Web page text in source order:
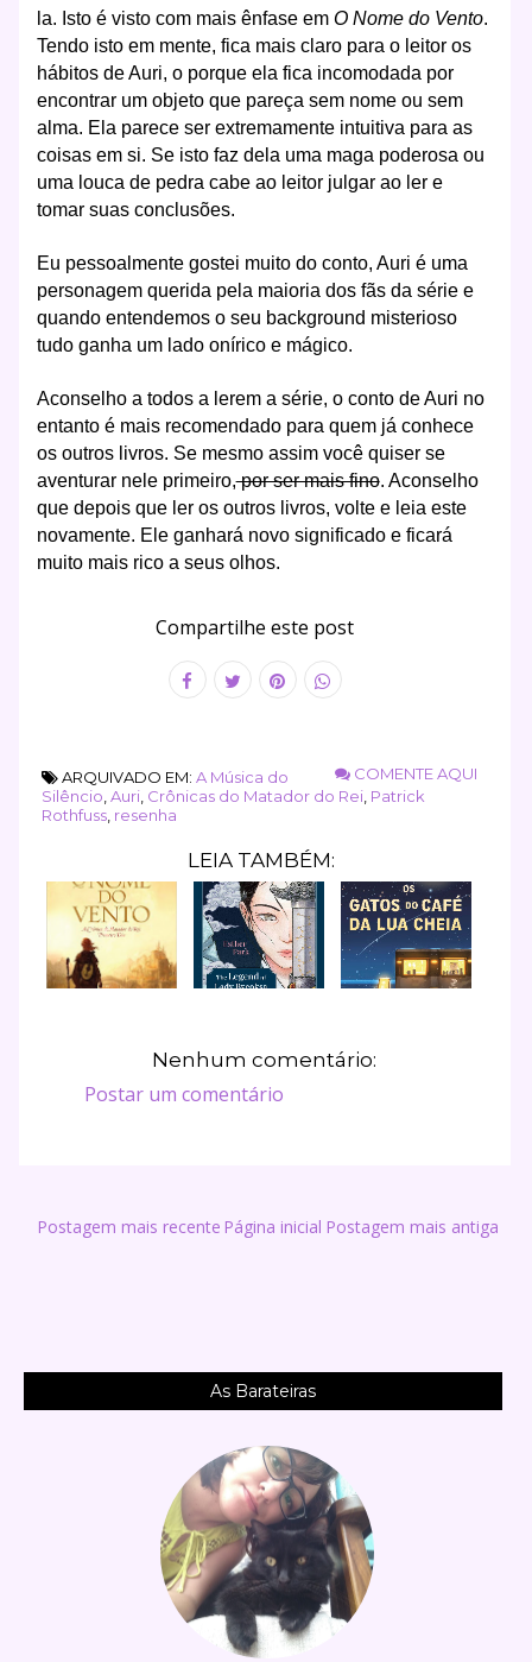
la. Isto é visto com mais ênfase em O Nome do Vento.
Tendo isto em mente, fica mais claro para o leitor os
hábitos de Auri, o porque ela fica incomodada por
encontrar um objeto que pareça sem nome ou sem
alma. Ela parece ser extremamente intuitiva para as
coisas em si. Se isto faz dela uma maga poderosa ou
uma louca de pedra cabe ao leitor julgar ao ler e
tomar suas conclusões.
Eu pessoalmente gostei muito do conto, Auri é uma
personagem querida pela maioria dos fãs da série e
quando entendemos o seu background misterioso
tudo ganha um lado onírico e mágico.
Aconselho a todos a lerem a série, o conto de Auri no
entanto é mais recomendado para quem já conhece
os outros livros. Se mesmo assim você quiser se
aventurar nele primeiro,por ser mais fino. Aconselho
que depois que ler os outros livros, volte e leia este
novamente. Ele ganhará novo significado e ficará
muito mais rico a seus olhos.
Compartilhe este post
COMENTE AQUI
ARQUIVADO EM: A Música do
Silêncio Auri, Crônicas do Matador do Rei, Patrick
Rothfuss, resenha
LEIA TAMBÉM:
Nenhum comentário:
Postar um comentário
Postagem mais recente Postagem mais antiga
Página inicial
As Barateiras